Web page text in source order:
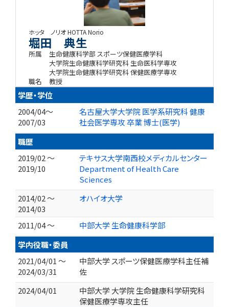
ホッタ ノリオHOTTA Norio
堀田 典生
所属
生命健康科学部 スポーツ保健医療学科
大学院生命健康科学研究科 生命医科学専攻
大学院生命健康科学研究科 保健医療学専攻
職名
教授
学歴・学位
2004/04～
2007/03
名古屋大学大学院 医学系研究科 健康
社会医学専攻 卒業 博士(医学)
職歴
2019/02 ～
2019/10
テキサス大学南西校メディカルセンター
Department of Health Care
Sciences
2014/02 ～
2014/03
オハイオ大学
2011/04 ～
中部大学 生命健康科学部
学内役職・委員
2021/04/01 ～
2024/03/31
中部大学 スポーツ保健医療学科主任補
佐
2024/04/01
中部大学 大学院 生命健康科学研究科
保健医療学専攻主任